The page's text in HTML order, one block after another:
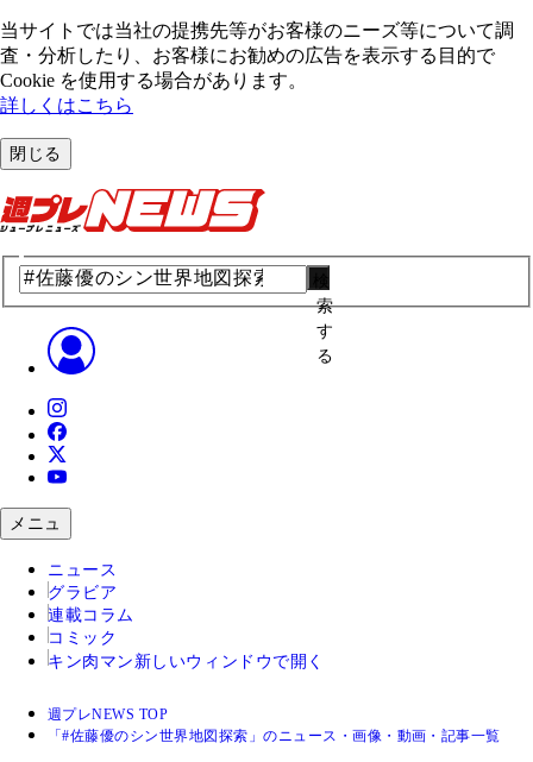
当サイトでは当社の提携先等がお客様のニーズ等について調
査・分析したり、お客様にお勧めの広告を表⽰する⽬的で
Cookie を使⽤する場合があります。
詳しくはこちら
閉じる
索
す
る
メニュ
ニュース
グラビア
連載コラム
コミック
キン肉マン 新しいウィンドウで開く
週プレNEWS TOP
「#佐藤優のシン世界地図探索」のニュース・画像・動画・記事一覧